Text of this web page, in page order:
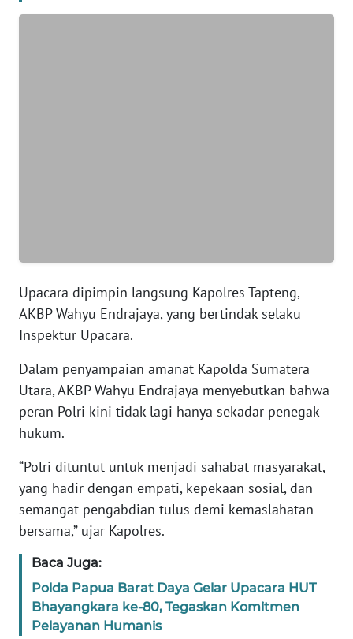
Upacara dipimpin langsung Kapolres Tapteng,
AKBP Wahyu Endrajaya, yang bertindak selaku
Inspektur Upacara.
Dalam penyampaian amanat Kapolda Sumatera
Utara, AKBP Wahyu Endrajaya menyebutkan bahwa
peran Polri kini tidak lagi hanya sekadar penegak
hukum.
“Polri dituntut untuk menjadi sahabat masyarakat,
yang hadir dengan empati, kepekaan sosial, dan
semangat pengabdian tulus demi kemaslahatan
bersama,” ujar Kapolres.
Baca Juga:
Polda Papua Barat Daya Gelar Upacara HUT
Bhayangkara ke-80, Tegaskan Komitmen
Pelayanan Humanis
WN
PAPUA
WN
BARAT
RIAU
WN
SERAMBI
WN
JAMBI
WN
WN
NTB